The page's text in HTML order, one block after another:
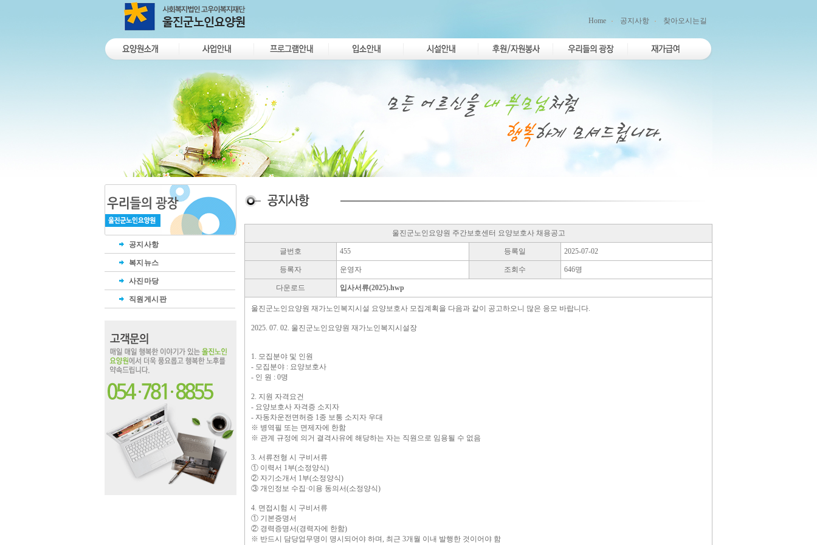
Home 공지사항 찾아오시는길
공지사항
복지뉴스
사진마당
직원게시판
울진군노인요양원 주간보호센터 요양보호사 채용공고
글번호 455 등록일 2025-07-02
등록자 운영자 조회수 646명
다운로드 입사서류(2025).hwp
울진군노인요양원 재가노인복지시설 요양보호사 모집계획을 다음과 같이 공고하오니 많은 응모 바랍니다.
2025. 07. 02. 울진군노인요양원 재가노인복지시설장
1. 모집분야 및 인원
- 모집분야 : 요양보호사
- 인 원 : 0명
2. 지원 자격요건
- 요양보호사 자격증 소지자
- 자동차운전면허증 1종 보통 소지자 우대
※ 병역필 또는 면제자에 한함
※ 관계 규정에 의거 결격사유에 해당하는 자는 직원으로 임용될 수 없음
3. 서류전형 시 구비서류
① 이력서 1부(소정양식)
② 자기소개서 1부(소정양식)
③ 개인정보 수집·이용 동의서(소정양식)
4. 면접시험 시 구비서류
① 기본증명서
② 경력증명서(경력자에 한함)
※ 반드시 담당업무명이 명시되어야 하며, 최근 3개월 이내 발행한 것이어야 함